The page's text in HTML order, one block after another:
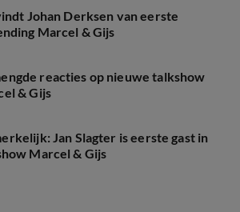
Johan Derksen van eerste
Marcel & Gijs
reacties op nieuwe talkshow
& Gijs
Jan Slagter is eerste gast in
Marcel & Gijs